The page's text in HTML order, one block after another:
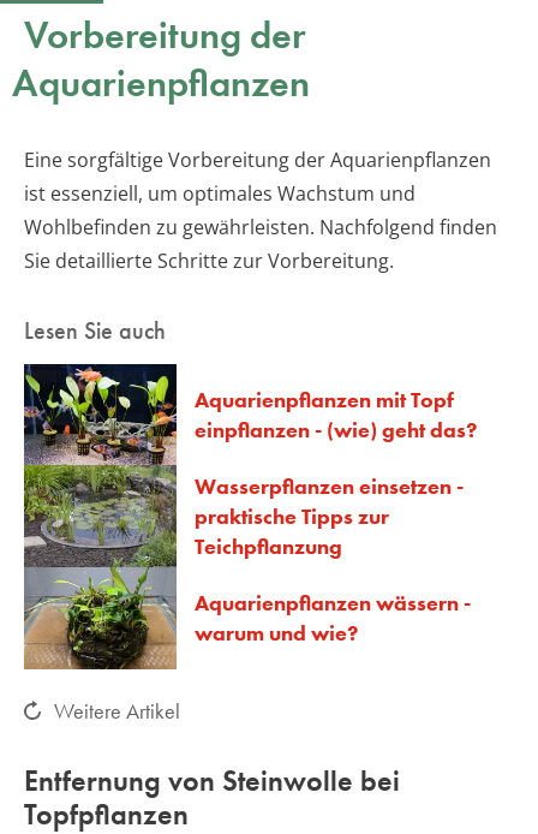
Vorbereitung der
Aquarienpflanzen
Eine sorgfältige Vorbereitung der Aquarienpflanzen
ist essenziell, um optimales Wachstum und
Wohlbefinden zu gewährleisten. Nachfolgend finden
Sie detaillierte Schritte zur Vorbereitung.
Lesen Sie auch
Aquarienpflanzen mit Topf
einpflanzen - (wie) geht das?
Wasserpflanzen einsetzen -
praktische Tipps zur
Teichpflanzung
Aquarienpflanzen wässern -
warum und wie?
Weitere Artikel
Entfernung von Steinwolle bei
Topfpflanzen